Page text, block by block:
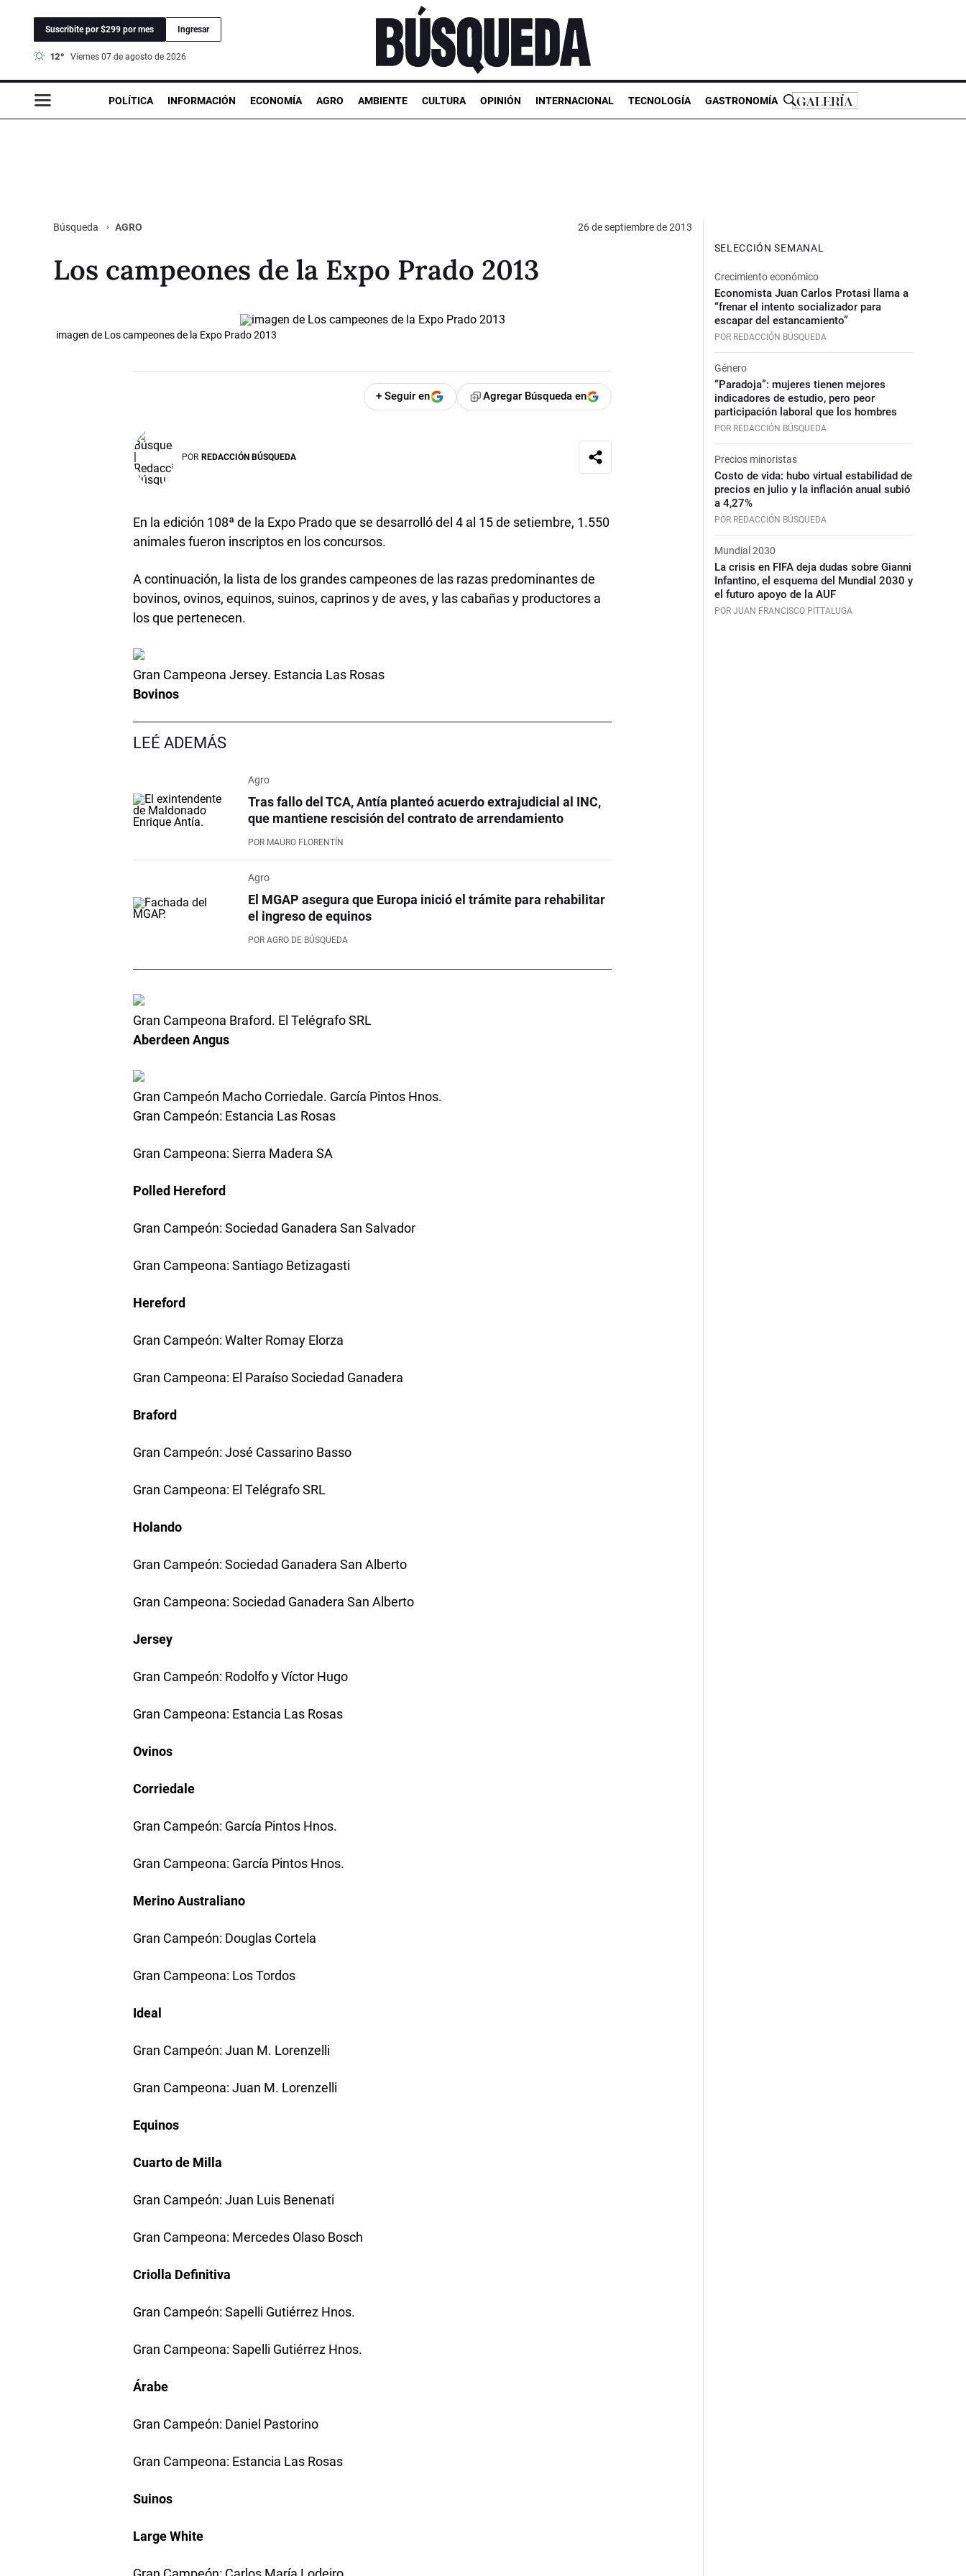
Suscribite por $299 por mes Ingresar
12° viernes 07 de agosto de 2026
POLÍTICA INFORMACIÓN ECONOMÍA AGRO AMBIENTE CULTURA OPINIÓN INTERNACIONAL TECNOLOGÍA GASTRONOMÍA
Búsqueda AGRO 26 de septiembre de 2013
Los campeones de la Expo Prado 2013
imagen de Los campeones de la Expo Prado 2013
+ Seguir en Agregar Búsqueda en
POR REDACCIÓN BÚSQUEDA
En la edición 108ª de la Expo Prado que se desarrolló del 4 al 15 de setiembre, 1.550
animales fueron inscriptos en los concursos.
A continuación, la lista de los grandes campeones de las razas predominantes de
bovinos, ovinos, equinos, suinos, caprinos y de aves, y las cabañas y productores a
los que pertenecen.
Gran Campeona Jersey. Estancia Las Rosas
Bovinos
LEÉ ADEMÁS
Agro
Tras fallo del TCA, Antía planteó acuerdo extrajudicial al INC,
que mantiene rescisión del contrato de arrendamiento
POR MAURO FLORENTÍN
Agro
El MGAP asegura que Europa inició el trámite para rehabilitar
el ingreso de equinos
POR AGRO DE BÚSQUEDA
Gran Campeona Braford. El Telégrafo SRL
Aberdeen Angus
Gran Campeón Macho Corriedale. García Pintos Hnos.
Gran Campeón: Estancia Las Rosas
Gran Campeona: Sierra Madera SA
Polled Hereford
Gran Campeón: Sociedad Ganadera San Salvador
Gran Campeona: Santiago Betizagasti
Hereford
Gran Campeón: Walter Romay Elorza
Gran Campeona: El Paraíso Sociedad Ganadera
Braford
Gran Campeón: José Cassarino Basso
Gran Campeona: El Telégrafo SRL
Holando
Gran Campeón: Sociedad Ganadera San Alberto
Gran Campeona: Sociedad Ganadera San Alberto
Jersey
Gran Campeón: Rodolfo y Víctor Hugo
Gran Campeona: Estancia Las Rosas
Ovinos
Corriedale
Gran Campeón: García Pintos Hnos.
Gran Campeona: García Pintos Hnos.
Merino Australiano
Gran Campeón: Douglas Cortela
Gran Campeona: Los Tordos
Ideal
Gran Campeón: Juan M. Lorenzelli
Gran Campeona: Juan M. Lorenzelli
Equinos
Cuarto de Milla
Gran Campeón: Juan Luis Benenati
Gran Campeona: Mercedes Olaso Bosch
Criolla Definitiva
Gran Campeón: Sapelli Gutiérrez Hnos.
Gran Campeona: Sapelli Gutiérrez Hnos.
Árabe
Gran Campeón: Daniel Pastorino
Gran Campeona: Estancia Las Rosas
Suinos
Large White
SELECCIÓN SEMANAL
Crecimiento económico
Economista Juan Carlos Protasi llama a
“frenar el intento socializador para
escapar del estancamiento”
POR REDACCIÓN BÚSQUEDA
Género
“Paradoja”: mujeres tienen mejores
indicadores de estudio, pero peor
participación laboral que los hombres
POR REDACCIÓN BÚSQUEDA
Precios minoristas
Costo de vida: hubo virtual estabilidad de
precios en julio y la inflación anual subió
a 4,27%
POR REDACCIÓN BÚSQUEDA
Mundial 2030
La crisis en FIFA deja dudas sobre Gianni
Infantino, el esquema del Mundial 2030 y
el futuro apoyo de la AUF
POR JUAN FRANCISCO PITTALUGA